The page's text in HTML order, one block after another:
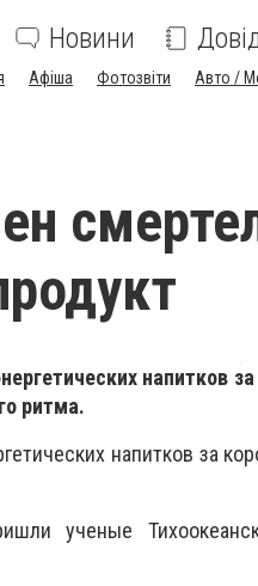
Новини
Афіша Фотозвіти Авто /
напитков
ритма.
напитков за
ученые